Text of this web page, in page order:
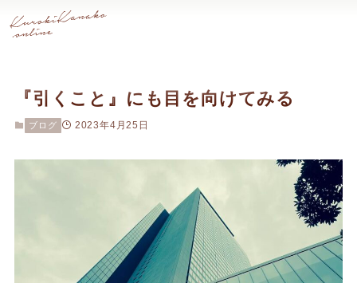
『引くこと』にも目を向けてみる
ブログ 2023年4月25日